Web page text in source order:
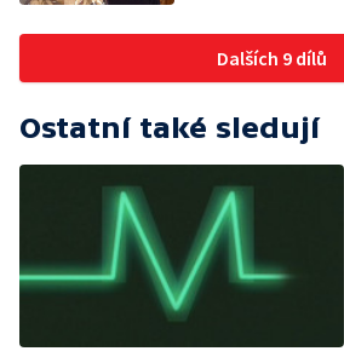
Dalších 9 dílů
Ostatní také sledují